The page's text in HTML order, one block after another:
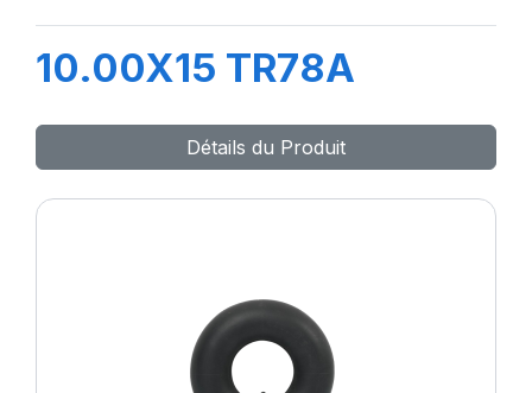
10.00X15 TR78A
Détails du Produit